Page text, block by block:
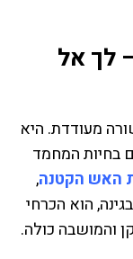
לך אל
מעודדת. היא
בחיות המחמד
האש הקטנה,
הוא הכרחי
והמושבה כולה.